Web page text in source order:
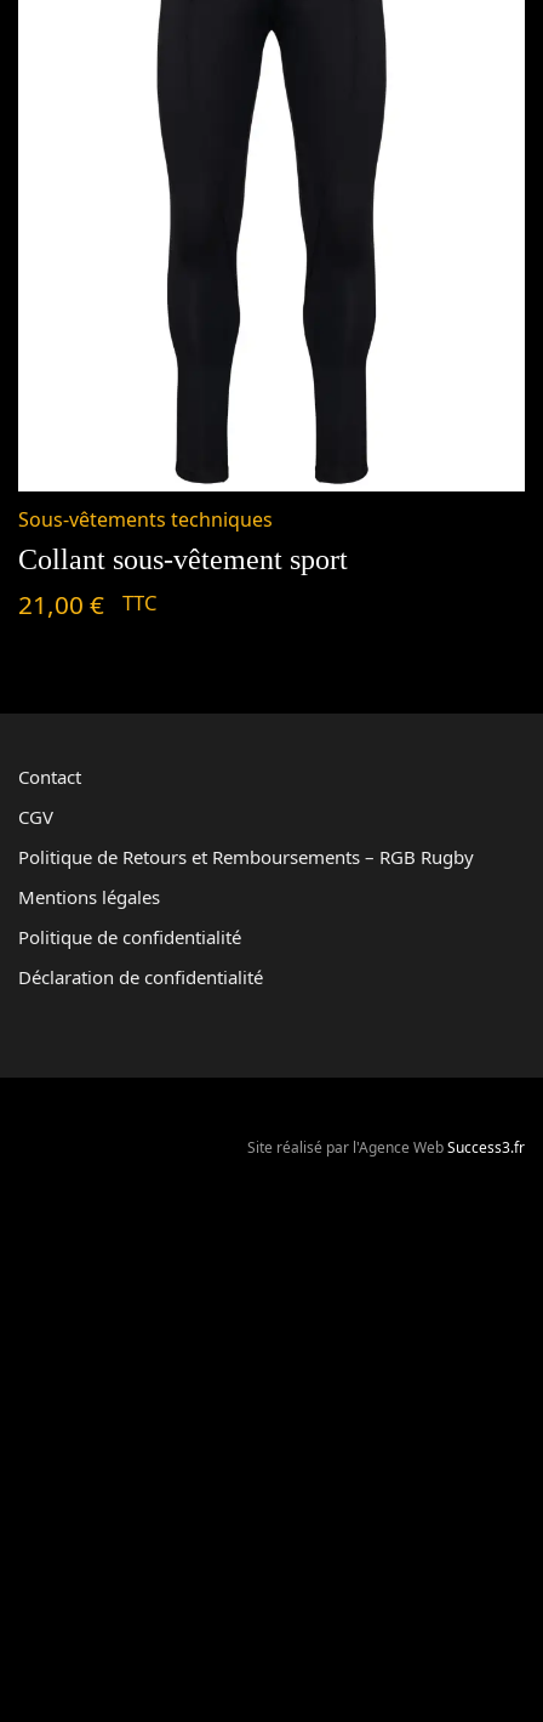
Sous-vêtements techniques
Collant sous-vêtement sport
21,00 € TTC
Contact
CGV
Politique de Retours et Remboursements – RGB Rugby
Mentions légales
Politique de confidentialité
Déclaration de confidentialité
Site réalisé par l'Agence WebSuccess3.fr